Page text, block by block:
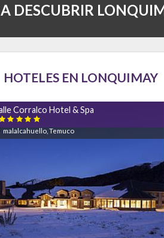
DESCUBRIR
HOTELES EN LONQUIMAY
Corralco Hotel & Spa
malalcahuello, Temuco